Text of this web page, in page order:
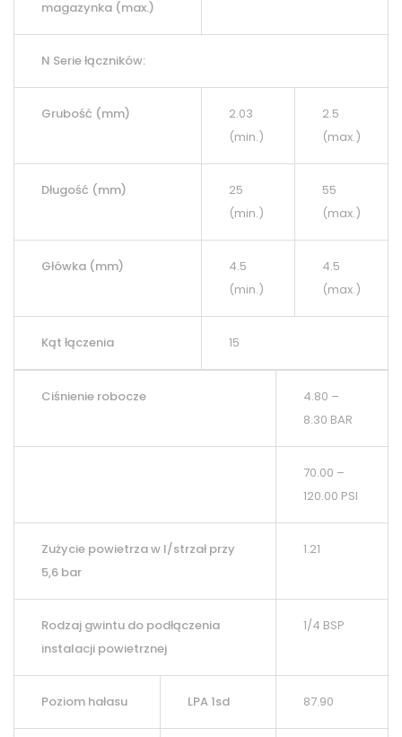
magazynka (max.)
N Serie łączników:
Grubość (mm)
2.03
(min.)
2.5
(max.)
Długość (mm)
25
(min.)
55
(max.)
Główka (mm)
4.5
(min.)
4.5
(max.)
Kąt łączenia 15
Ciśnienie robocze
4.80 –
8.30 BAR
70.00 –
120.00 PSI
Zużycie powietrza w l/strzał przy
5,6 bar
1.21
Rodzaj gwintu do podłączenia
instalacji powietrznej
1/4 BSP
Poziom hałasu LPA 1sd 87.90